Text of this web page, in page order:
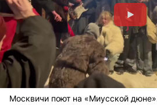
Москвичи поют на «Миусской